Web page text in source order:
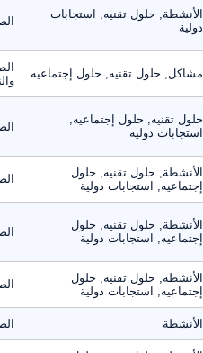
الأنشطة, حلول تقنيه, استجابات
دولية
مشاكل, حلول تقنيه, حلول إجتماعيه
حلول تقنيه, حلول إجتماعيه,
استجابات دولية
الأنشطة, حلول تقنيه, حلول
إجتماعيه, استجابات دولية
الأنشطة, حلول تقنيه, حلول
إجتماعيه, استجابات دولية
الأنشطة, حلول تقنيه, حلول
إجتماعيه, استجابات دولية
الأنشطة